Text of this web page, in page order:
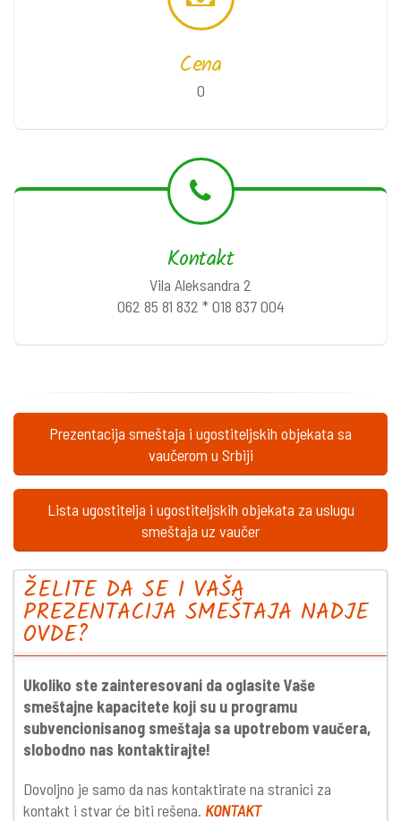
Cena
0
Kontakt
Vila Aleksandra 2
062 85 81 832 * 018 837 004
Prezentacija smeštaja i ugostiteljskih objekata sa
vaučerom u Srbiji
Lista ugostitelja i ugostiteljskih objekata za uslugu
smeštaja uz vaučer
ŽELITE DA SE I VAŠA
PREZENTACIJA SMEŠTAJA NADJE
OVDE?
Ukoliko ste zainteresovani da oglasite Vaše
smeštajne kapacitete koji su u programu
subvencionisanog smeštaja sa upotrebom vaučera,
slobodno nas kontaktirajte!
Dovoljno je samo da nas kontaktirate na stranici za
kontakt i stvar će biti rešena. KONTAKT